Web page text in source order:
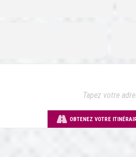
OBTENEZ VOTRE